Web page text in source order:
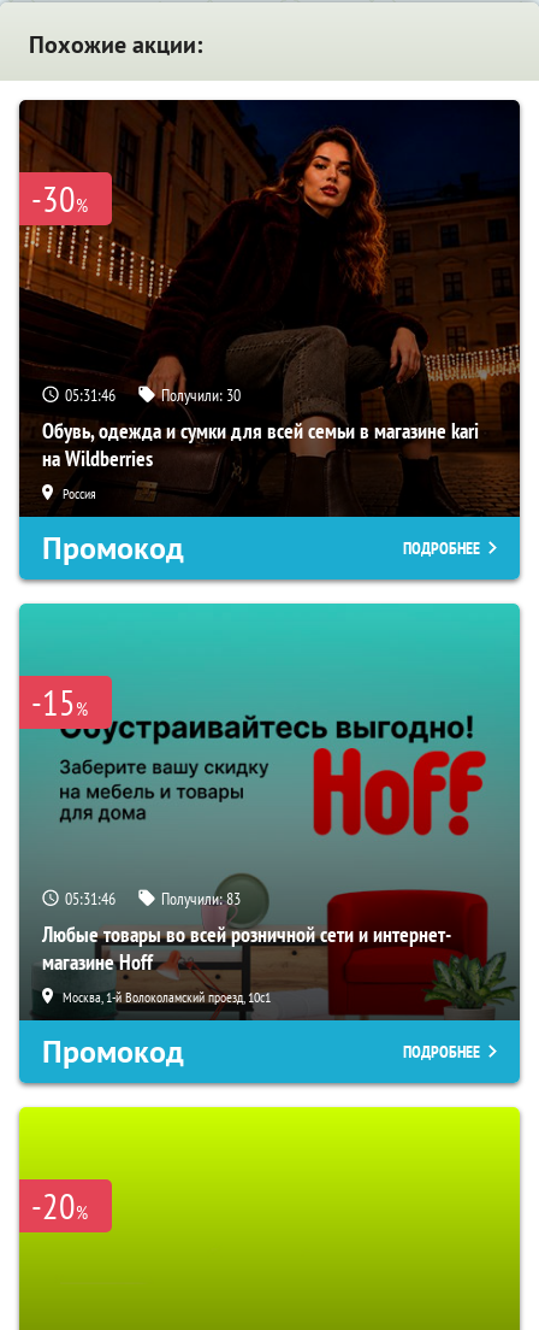
Похожие акции:
-30%
05:31:46 Получили: 30
Обувь, одежда и сумки для всей семьи в магазине kari
на Wildberries
Россия
Промокод ПОДРОБНЕЕ
-15%
05:31:46 Получили:83
Любые товары во всей розничной сети и интернет-
магазине Hoff
Москва, 1-й Волоколамский проезд, 10с1
Промокод ПОДРОБНЕЕ
-20%